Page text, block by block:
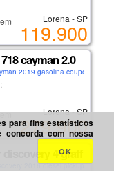
multas ou débitos.
leilão ou sinistro!
8098
Lorena - SP
119.900
cayman 2.0
2019 gasolina coupe
multas ou débitos.
leilão ou sinistro!
Lorena - SP
279.900
discovery 4 graffite 3.0
2016 diesel pickup
para fins estatísticos
concorda com nossa
OK